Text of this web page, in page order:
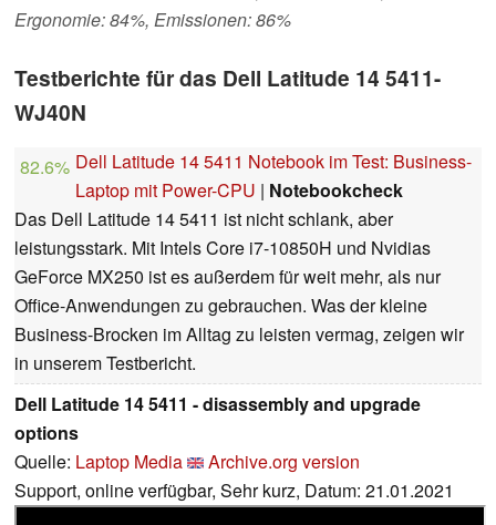
Ergonomie: 84%, Emissionen: 86%
Testberichte für das Dell Latitude 14 5411-
WJ40N
82.6% Dell Latitude 14 5411 Notebook im Test: Business-
Laptop mit Power-CPU | Notebookcheck
Das Dell Latitude 14 5411 ist nicht schlank, aber
leistungsstark. Mit Intels Core i7-10850H und Nvidias
GeForce MX250 ist es außerdem für weit mehr, als nur
Office-Anwendungen zu gebrauchen. Was der kleine
Business-Brocken im Alltag zu leisten vermag, zeigen wir
in unserem Testbericht.
Dell Latitude 14 5411 - disassembly and upgrade
options
Quelle: Laptop Media
Archive.org version
Support, online verfügbar, Sehr kurz, Datum: 21.01.2021